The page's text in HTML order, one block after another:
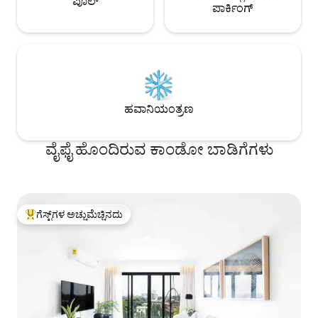
ಪಾರ್ಕಿಂಗ್
ಹವಾನಿಯಂತ್ರಣ
ವೈಫೈ ಹೊಂದಿರುವ ಕಾಂಡೋ ಬಾಡಿಗೆಗಳು
ಗೆಸ್ಟ್‌ಗಳಿಗೆ ಅತಿ ಹೆಚ್ಚು ಅಚ್ಚುಮೆಚ್ಚಿನದು
ಗೆಸ್ಟ್‌ಗಳ ಅಚ್ಚುಮೆಚ್ಚಿನದು